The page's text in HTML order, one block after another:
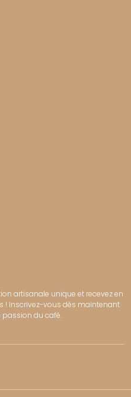
artisanale unique et recevez en
! Inscrivez-vous dès maintenant
passion du café.